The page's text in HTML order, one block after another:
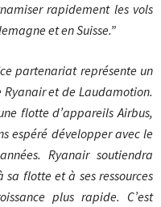
rapidement les vols
et en Suisse.”
partenariat représente un
et de Laudamotion.
flotte d’appareils Airbus,
espéré développer avec le
Ryanair soutiendra
flotte et à ses ressources
plus rapide. C’est